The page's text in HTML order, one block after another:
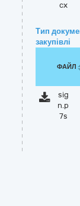
cx
Тип
закупівлі
ФАЙЛ
sig
n.p
7s